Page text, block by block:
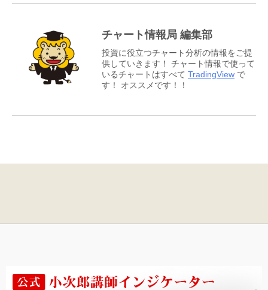
チャート情報局 編集部
投資に役立つチャート分析の情報をご提
供していきます！ チャート情報で使って
いるチャートはすべて TradingView で
す！ オススメです！！